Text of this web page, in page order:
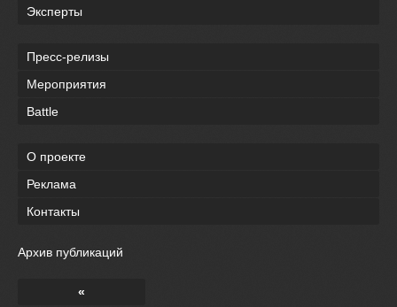
Эксперты
Пресс-релизы
Мероприятия
Battle
О проекте
Реклама
Контакты
Архив публикаций
«